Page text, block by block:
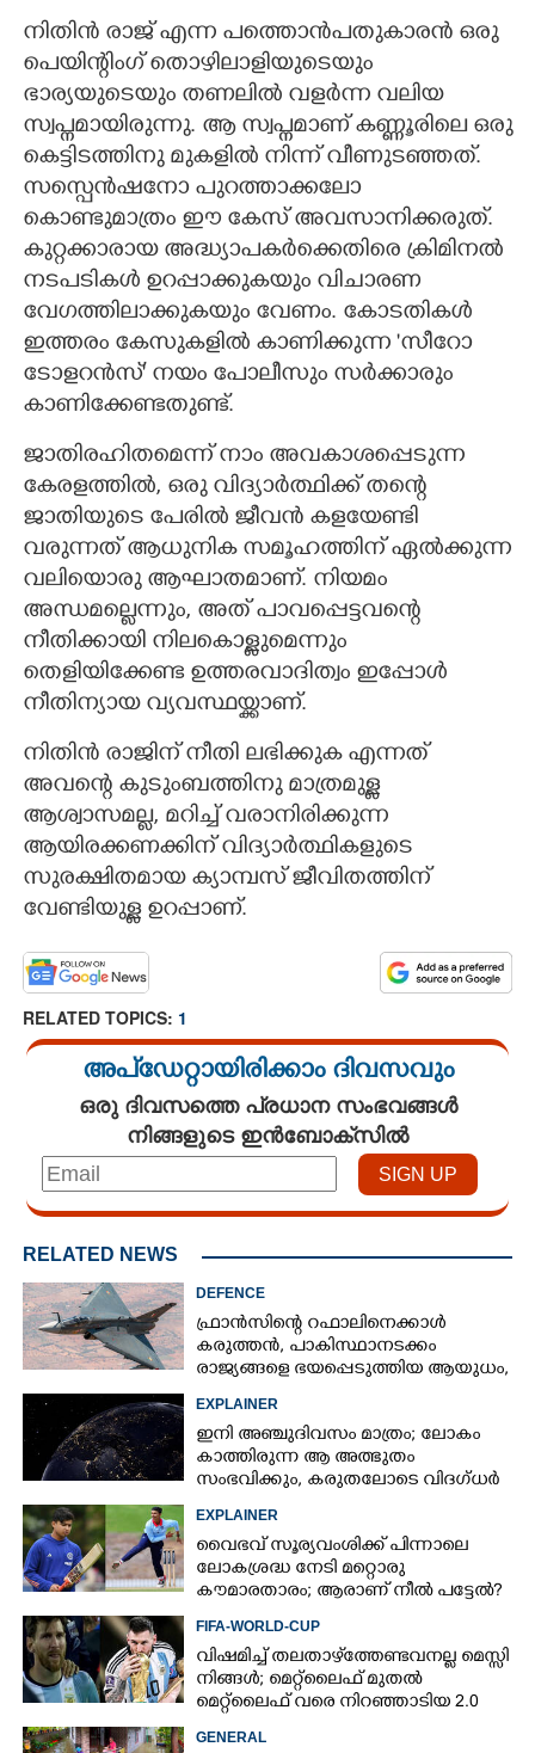
​നിതിൻ രാജ് എന്ന പത്തൊൻപതുകാരൻ ഒരു
പെയിന്റിംഗ് തൊഴിലാളിയുടെയും
ഭാര്യയുടെയും തണലിൽ വളർന്ന വലിയ
സ്വപ്നമായിരുന്നു. ആ സ്വപ്നമാണ് കണ്ണൂരിലെ ഒരു
കെട്ടിടത്തിനു മുകളിൽ നിന്ന് വീണുടഞ്ഞത്.
സസ്പെൻഷനോ പുറത്താക്കലോ
കൊണ്ടുമാത്രം ഈ കേസ് അവസാനിക്കരുത്.
കുറ്റക്കാരായ അദ്ധ്യാപകർക്കെതിരെ ക്രിമിനൽ
നടപടികൾ ഉറപ്പാക്കുകയും വിചാരണ
വേഗത്തിലാക്കുകയും വേണം. ​കോടതികൾ
ഇത്തരം കേസുകളിൽ കാണിക്കുന്ന 'സീറോ
ടോളറൻസ്" നയം പോലീസും സർക്കാരും
കാണിക്കേണ്ടതുണ്ട്.
ജാതിരഹിതമെന്ന് നാം അവകാശപ്പെടുന്ന
കേരളത്തിൽ, ഒരു വിദ്യാർത്ഥിക്ക് തന്റെ
ജാതിയുടെ പേരിൽ ജീവൻ കളയേണ്ടി
വരുന്നത് ആധുനിക സമൂഹത്തിന് ഏൽക്കുന്ന
വലിയൊരു ആഘാതമാണ്. നിയമം
അന്ധമല്ലെന്നും, അത് പാവപ്പെട്ടവന്റെ
നീതിക്കായി നിലകൊള്ളുമെന്നും
തെളിയിക്കേണ്ട ഉത്തരവാദിത്വം ഇപ്പോൾ
നീതിന്യായ വ്യവസ്ഥയ്ക്കാണ്.
​നിതിൻ രാജിന് നീതി ലഭിക്കുക എന്നത്
അവന്റെ കുടുംബത്തിനു മാത്രമുള്ള
ആശ്വാസമല്ല, മറിച്ച് വരാനിരിക്കുന്ന
ആയിരക്കണക്കിന് വിദ്യാർത്ഥികളുടെ
സുരക്ഷിതമായ ക്യാമ്പസ് ജീവിതത്തിന്
വേണ്ടിയുള്ള ഉറപ്പാണ്.
RELATED TOPICS: 1
അപ്ഡേറ്റായിരിക്കാം ദിവസവും
ഒരു ദിവസത്തെ പ്രധാന സംഭവങ്ങൾ
നിങ്ങളുടെ ഇൻബോക്സിൽ
RELATED NEWS
DEFENCE
ഫ്രാൻസിന്റെ റഫാലിനെക്കാൾ
കരുത്തൻ,​ പാകിസ്ഥാനടക്കം
രാജ്യങ്ങളെ ഭയപ്പെടുത്തിയ ആയുധം,​
ഇന്ത്യ നിർമ്മിച്ച എണ്ണം 100ലേക്ക്
EXPLAINER
ഇനി അഞ്ചുദിവസം മാത്രം; ലോകം
കാത്തിരുന്ന ആ അത്ഭുതം
സംഭവിക്കും, കരുതലോടെ വിദഗ്ധർ
EXPLAINER
വൈഭവ് സൂര്യവംശിക്ക് പിന്നാലെ
ലോകശ്രദ്ധ നേടി മറ്റൊരു
കൗമാരതാരം; ആരാണ് നീൽ പട്ടേൽ?
FIFA-WORLD-CUP
വിഷമിച്ച് തലതാഴ്‌ത്തേണ്ടവനല്ല മെസ്സി
നിങ്ങള്‍; മെറ്റ്‌ലൈഫ് മുതല്‍
മെറ്റ്‌ലൈഫ് വരെ നിറഞ്ഞാടിയ 2.0
GENERAL
Share this link